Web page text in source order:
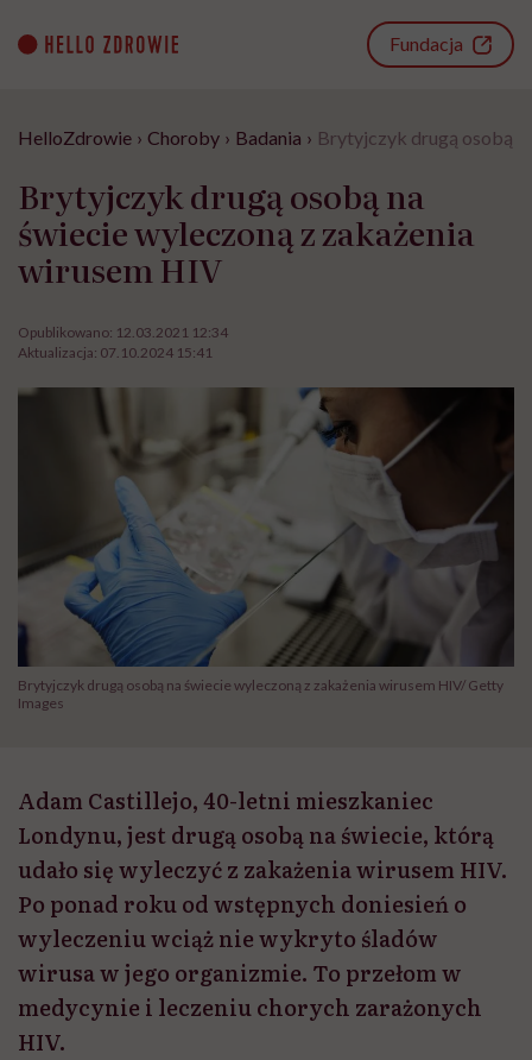
content
Fundacja
HelloZdrowie › Choroby › Badania › Brytyjczyk drugą osobą
Brytyjczyk drugą osobą na
świecie wyleczoną z zakażenia
wirusem HIV
Opublikowano: 12.03.2021 12:34
Aktualizacja: 07.10.2024 15:41
Brytyjczyk drugą osobą na świecie wyleczoną z zakażenia wirusem HIV/ Getty
Images
Adam Castillejo, 40-letni mieszkaniec
Londynu, jest drugą osobą na świecie, którą
udało się wyleczyć z zakażenia wirusem HIV.
Po ponad roku od wstępnych doniesień o
wyleczeniu wciąż nie wykryto śladów
wirusa w jego organizmie. To przełom w
medycynie i leczeniu chorych zarażonych
HIV.